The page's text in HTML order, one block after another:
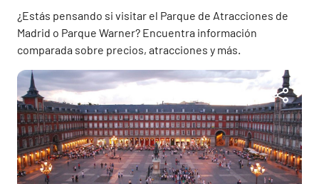
¿Estás pensando si visitar el Parque de Atracciones de
Madrid o Parque Warner? Encuentra información
comparada sobre precios, atracciones y más.